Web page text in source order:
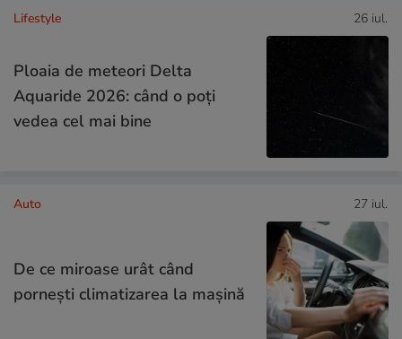
Lifestyle 26 iul.
Ploaia de meteori Delta
Aquaride 2026: când o poți
vedea cel mai bine
Auto 27 iul.
De ce miroase urât când
pornești climatizarea la mașină